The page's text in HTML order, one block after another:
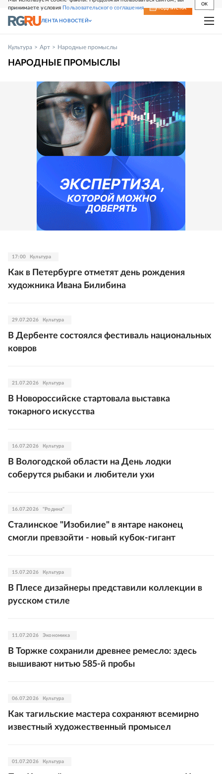
принимаете условия Пользовательского соглашения
OK
СВЕЖИЙ НОМЕР ПОДПИСКА
ЛЕНТА НОВОСТЕЙ
Культура Арт Народные промыслы
НАРОДНЫЕ ПРОМЫСЛЫ
17:00 Культура
Как в Петербурге отметят день рождения
художника Ивана Билибина
29.07.2026 Культура
В Дербенте состоялся фестиваль национальных
ковров
21.07.2026 Культура
В Новороссийске стартовала выставка
токарного искусства
16.07.2026 Культура
В Вологодской области на День лодки
соберутся рыбаки и любители ухи
16.07.2026 "Родина"
Сталинское "Изобилие" в янтаре наконец
смогли превзойти - новый кубок-гигант
15.07.2026 Культура
В Плесе дизайнеры представили коллекции в
русском стиле
11.07.2026 Экономика
В Торжке сохранили древнее ремесло: здесь
вышивают нитью 585-й пробы
06.07.2026 Культура
Как тагильские мастера сохраняют всемирно
известный художественный промысел
01.07.2026 Культура